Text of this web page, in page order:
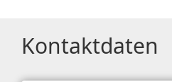
Kontaktdaten